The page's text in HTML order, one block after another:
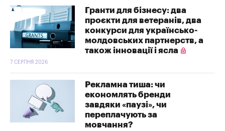
Гранти для бізнесу: два
проєкти для ветеранів, два
конкурси для українсько-
молдовських партнерств, а
також інновації і ясла
7 СЕРПНЯ 2026
Рекламна тиша: чи
економлять бренди
завдяки «паузі», чи
переплачують за
мовчання?